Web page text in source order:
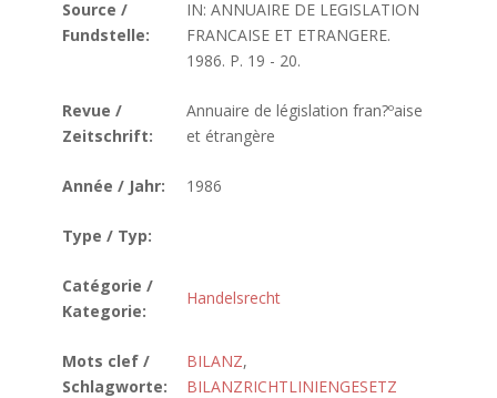
Source /
Fundstelle:
IN: ANNUAIRE DE LEGISLATION
FRANCAISE ET ETRANGERE.
1986. P. 19 - 20.
Revue /
Zeitschrift:
Annuaire de législation fran?ºaise
et étrangère
Année / Jahr: 1986
Type / Typ:
Catégorie /
Kategorie:
Handelsrecht
Mots clef /
Schlagworte:
BILANZ,
BILANZRICHTLINIENGESETZ